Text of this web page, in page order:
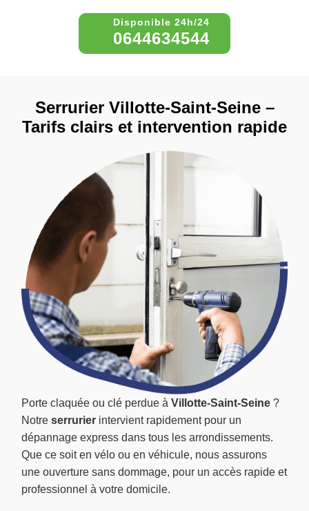
0644634544
Porte claquée ou clé perdue à Villotte-Saint-Seine ?
Notre serrurier intervient rapidement pour un
dépannage express dans tous les arrondissements.
Que ce soit en vélo ou en véhicule, nous assurons
une ouverture sans dommage, pour un accès rapide et
professionnel à votre domicile.
Serrurier Villotte-Saint-Seine –
Tarifs clairs et intervention rapide